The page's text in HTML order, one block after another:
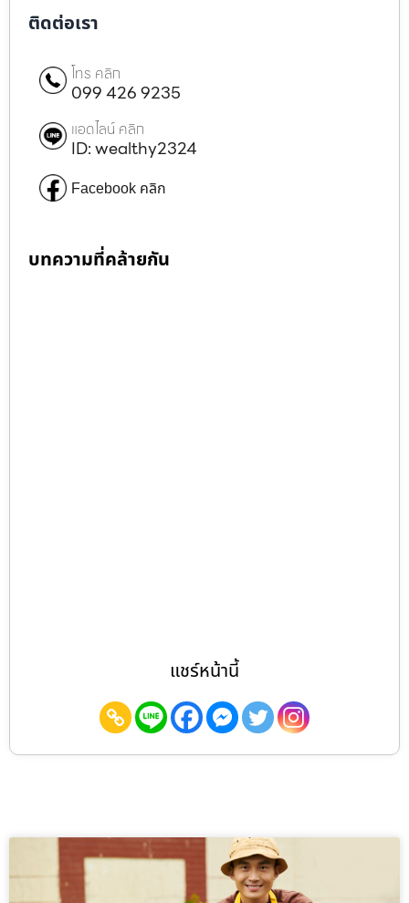
ติดต่อเรา
โทร คลิก
099 426 9235
แอดไลน์ คลิก
ID: wealthy2324
Facebook คลิก
บทความที่คล้ายกัน
แชร์หน้านี้